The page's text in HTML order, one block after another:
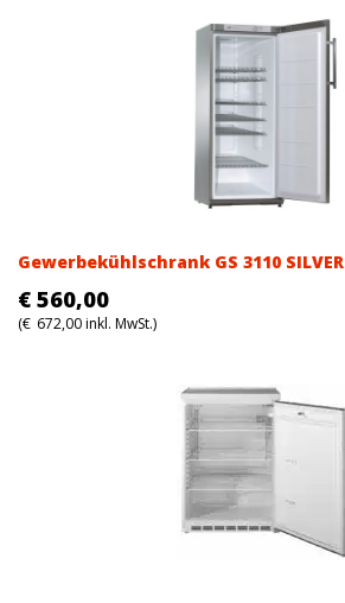
Gewerbekühlschrank GS 3110 SILVER
€ 560,00
(€ 672,00inkl. MwSt.)